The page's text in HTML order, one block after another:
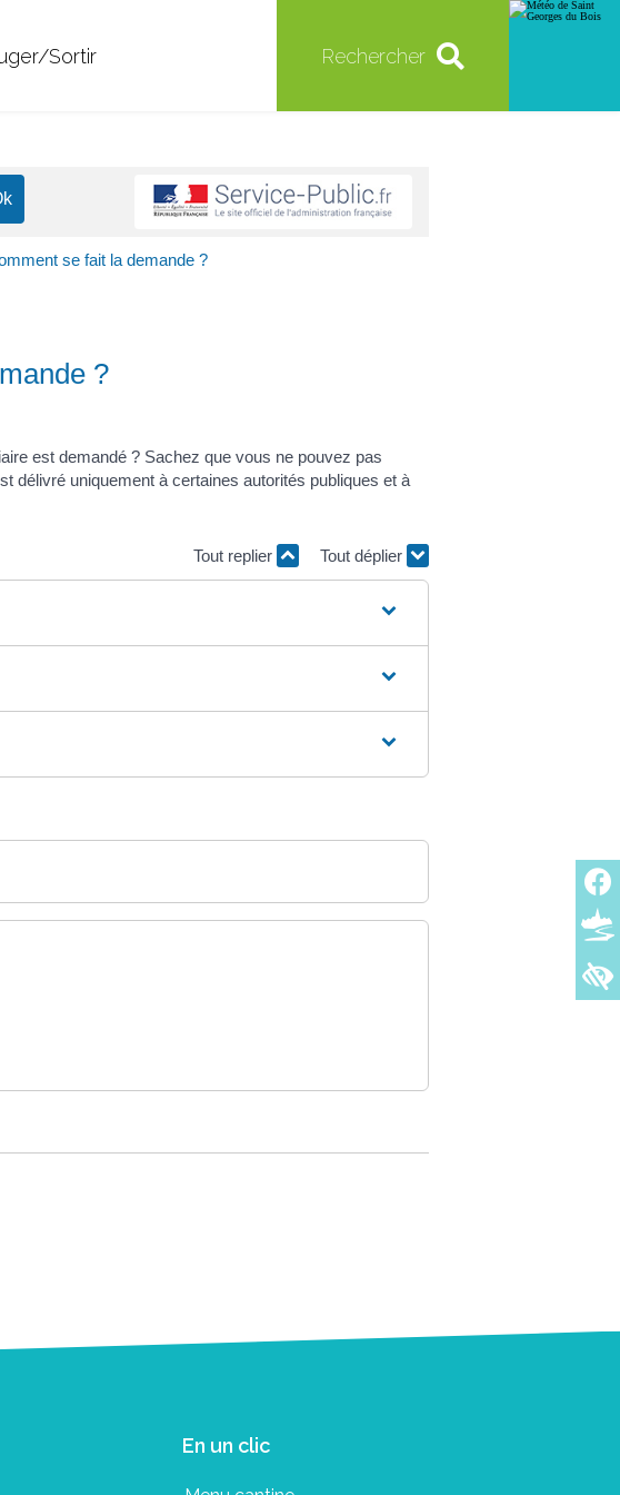
Sortir Rechercher
se fait la demande ?
?
est demandé ? Sachez que vous ne pouvez pas
délivré uniquement à certaines autorités publiques et à
Tout replier Tout déplier
En un clic